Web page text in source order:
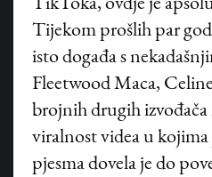
TikToka, ovdje je
Tijekom prošlih par
isto događa s
Fleetwood Maca,
brojnih drugih izvođača
viralnost videa u kojima
pjesma dovela je do